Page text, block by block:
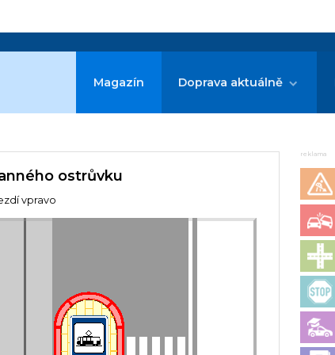
Magazín Doprava aktuálně
ostrůvku
vpravo
reklama